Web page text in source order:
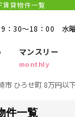
賃貸物件一覧
9：30～18：00 水
マンスリー
monthly
市 ひろせ町 8万円以
件一覧